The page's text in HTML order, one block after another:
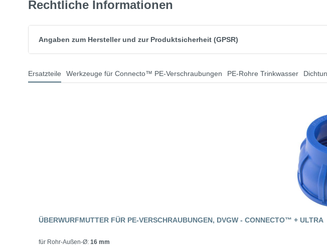
Rechtliche Informationen
Angaben zum Hersteller und zur Produktsicherheit (GPSR)
Ersatzteile Werkzeuge für Connecto™ PE-Verschraubungen PE-Rohre Trinkwasser
ÜBERWURFMUTTER FÜR PE-VERSCHRAUBUNGEN, DVGW - CONNECTO™ + ULTRA
für Rohr-Außen-Ø: 16 mm